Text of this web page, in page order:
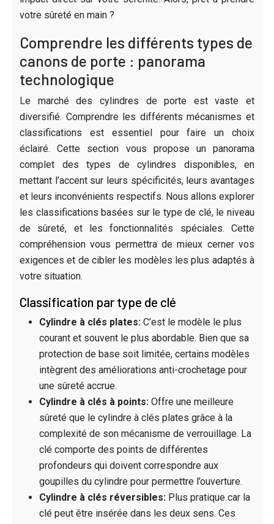
votre sûreté en main ?
Comprendre les différents types de
canons de porte : panorama
technologique
Le marché des cylindres de porte est vaste et
diversifié. Comprendre les différents mécanismes et
classifications est essentiel pour faire un choix
éclairé. Cette section vous propose un panorama
complet des types de cylindres disponibles, en
mettant l’accent sur leurs spécificités, leurs avantages
et leurs inconvénients respectifs. Nous allons explorer
les classifications basées sur le type de clé, le niveau
de sûreté, et les fonctionnalités spéciales. Cette
compréhension vous permettra de mieux cerner vos
exigences et de cibler les modèles les plus adaptés à
votre situation.
Classification par type de clé
Cylindre à clés plates: C’est le modèle le plus
courant et souvent le plus abordable. Bien que sa
protection de base soit limitée, certains modèles
intègrent des améliorations anti-crochetage pour
une sûreté accrue.
Cylindre à clés à points: Offre une meilleure
sûreté que le cylindre à clés plates grâce à la
complexité de son mécanisme de verrouillage. La
clé comporte des points de différentes
profondeurs qui doivent correspondre aux
goupilles du cylindre pour permettre l’ouverture.
Cylindre à clés réversibles: Plus pratique car la
clé peut être insérée dans les deux sens. Ces